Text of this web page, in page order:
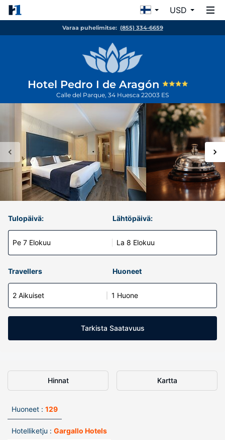
USD
Varaa puhelimitse: (855) 334-6659
Hotel Pedro I de Aragón
Calle del Parque, 34 Huesca 22003 ES
Tulopäivä:
Pe 7 Elokuu
Lähtöpäivä:
La 8 Elokuu
Travellers Huoneet
2 Aikuiset 1 Huone
Tarkista Saatavuus
Hinnat Kartta
Huoneet : 129
Hotelliketju : Gargallo Hotels